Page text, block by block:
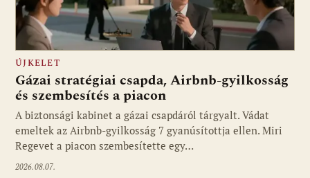
ÚJKELET
Gázai stratégiai csapda, Airbnb-gyilkosság
és szembesítés a piacon
A biztonsági kabinet a gázai csapdáról tárgyalt. Vádat
emeltek az Airbnb-gyilkosság 7 gyanúsítottja ellen. Miri
Regevet a piacon szembesítette egy…
2026.08.07.